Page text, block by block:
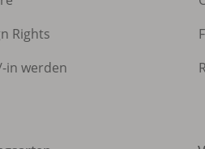
Rights
-in werden